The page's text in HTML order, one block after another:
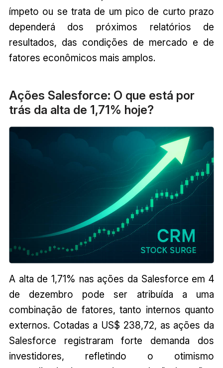
ímpeto ou se trata de um pico de curto prazo
dependerá dos próximos relatórios de
resultados, das condições de mercado e de
fatores econômicos mais amplos.
Ações Salesforce: O que está por
trás da alta de 1,71% hoje?
A alta de 1,71% nas ações da Salesforce em 4
de dezembro pode ser atribuída a uma
combinação de fatores, tanto internos quanto
externos. Cotadas a US$ 238,72, as ações da
Salesforce registraram forte demanda dos
investidores, refletindo o otimismo